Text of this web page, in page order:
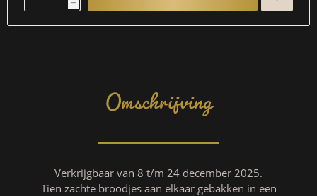
h
Omschrijving
Verkrijgbaar van 8 t/m 24 december 2025.
Tien zachte broodjes aan elkaar gebakken in een